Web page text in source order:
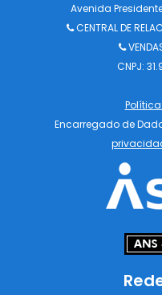
Avenida
CENTRAL DE
CNPJ:
Encarregado de